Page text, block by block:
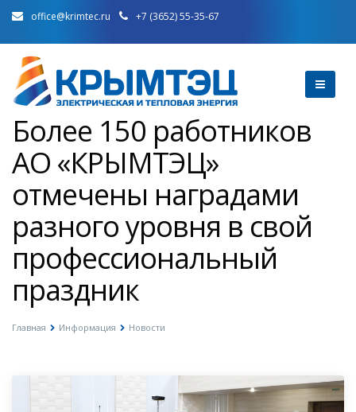
office@krimtec.ru +7 (3652) 55-35-67
Более 150 работников
АО «КРЫМТЭЦ»
отмечены наградами
разного уровня в свой
профессиональный
праздник
Главная Информация Новости